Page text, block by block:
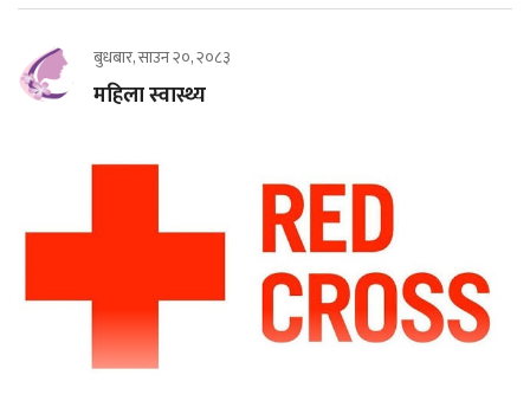
बुधबार, साउन २०, २०८३
महिला स्वास्थ्य